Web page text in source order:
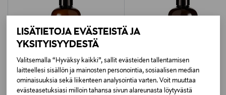
LISÄTIETOJA EVÄSTEISTÄ JA
YKSITYISYYDESTÄ
Valitsemalla “Hyväksy kaikki”, sallit evästeiden tallentamisen
laitteellesi sisällön ja mainosten personointia, sosiaalisen median
ominaisuuksia sekä liikenteen analysointia varten. Voit muuttaa
evästeasetuksiasi milloin tahansa sivun alareunasta löytyvästä
Sertifioitu luonnonkosmetiikka, Vegaaninen
Hiustyyppi
Korjaavat tuotteet, Kosteuttavat tuotteet
Väri
VALKOINEN